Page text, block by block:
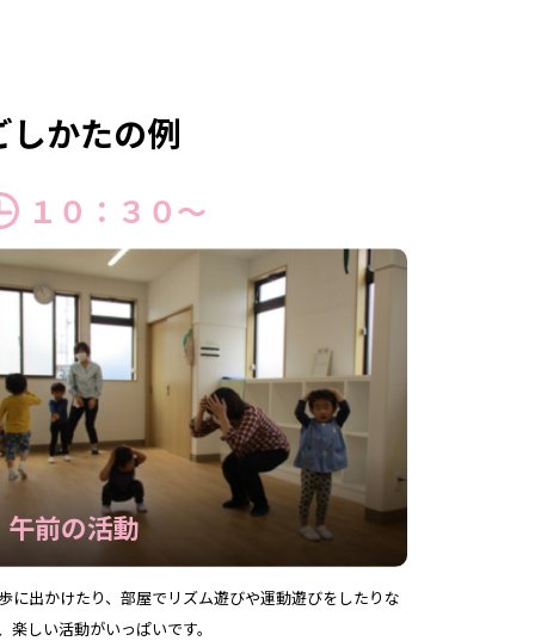
かたの例
１０：３０～
午前の活動
に出かけたり、部屋でリズム遊びや運動遊びをしたりな
楽しい活動がいっぱいです。